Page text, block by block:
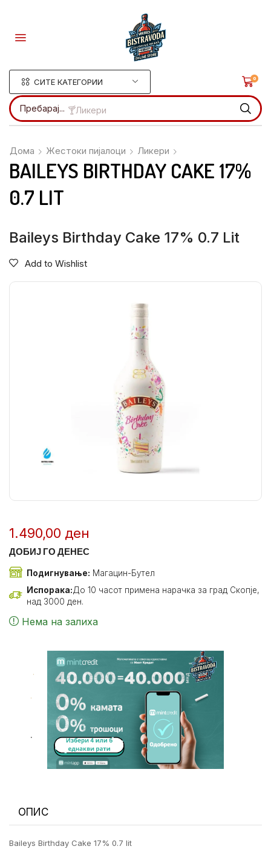
СИТЕ КАТЕГОРИИ
Пребарај... 🍸Ликери
0
Дома Жестоки пијалоци Ликери
BAILEYS BIRTHDAY CAKE 17%
0.7 LIT
Baileys Birthday Cake 17% 0.7 Lit
Add to Wishlist
1.490,00 ден
ДОБИЈ ГО ДЕНЕС
Подигнување: Магацин-Бутел
Испорака:До 10 часот примена нарачка за град Скопје,
над 3000 ден.
Нема на залиха
.
.
.
ОПИС
Baileys Birthday Cake 17% 0.7 lit